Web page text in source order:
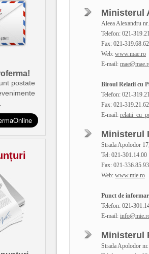
postate
Ministerul
Aleea Alexandru
Telefon: 021-
Fax: 021-319.68.62
Web: www.mae.ro
E-mail:
Biroul Relatii cu
Telefon: 021-
Fax: 021-319.21.62
E-mail:
Ministerul
Strada Apolodor
Tel: 021-301.14.00
Fax: 021-336.85.93
Web: www.mie.ro
Punct de
Telefon: 021-
E-mail:
Ministerul
Strada Apolodor